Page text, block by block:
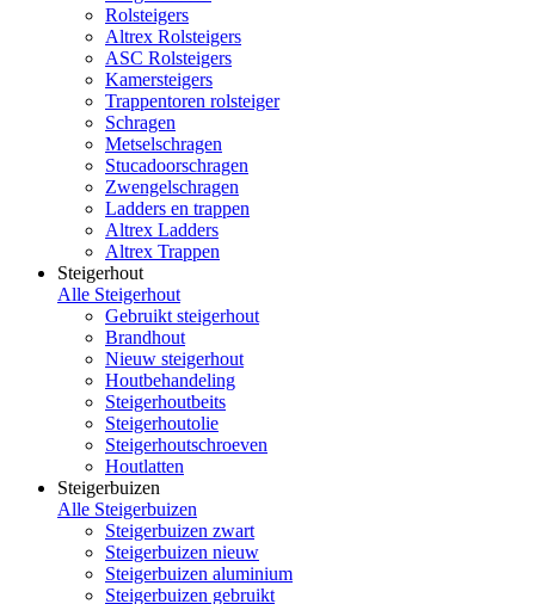
Rolsteigers
Altrex Rolsteigers
ASC Rolsteigers
Kamersteigers
Trappentoren rolsteiger
Schragen
Metselschragen
Stucadoorschragen
Zwengelschragen
Ladders en trappen
Altrex Ladders
Altrex Trappen
Steigerhout
Alle Steigerhout
Gebruikt steigerhout
Brandhout
Nieuw steigerhout
Houtbehandeling
Steigerhoutbeits
Steigerhoutolie
Steigerhoutschroeven
Houtlatten
Steigerbuizen
Alle Steigerbuizen
Steigerbuizen zwart
Steigerbuizen nieuw
Steigerbuizen aluminium
Steigerbuizen gebruikt